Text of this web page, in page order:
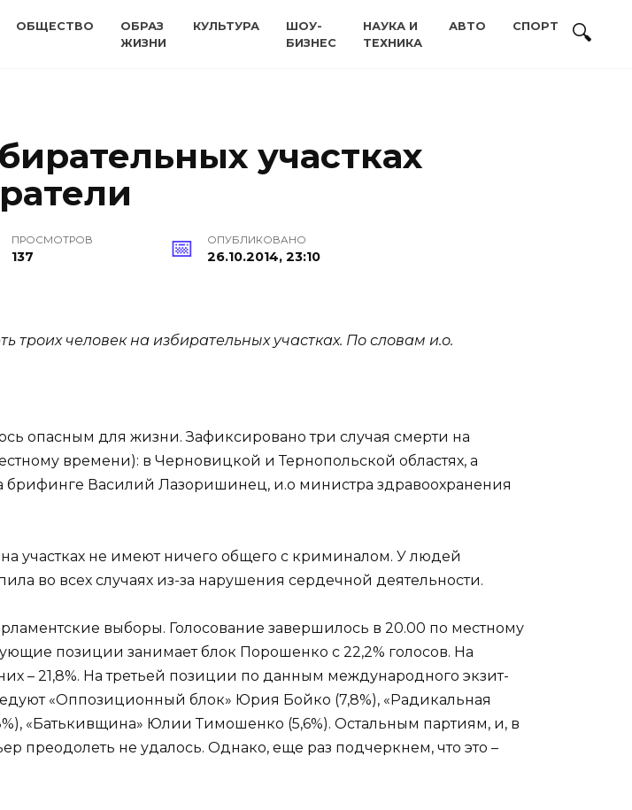
ОБЩЕСТВО
ОБРАЗ
ЖИЗНИ
КУЛЬТУРА
ШОУ-
БИЗНЕС
НАУКА И
ТЕХНИКА
АВТО СПОРТ
участках
ПРОСМОТРОВ
137
ОПУБЛИКОВАНО
26.10.2014, 23:10
человек на избирательных участках. По словам и.о.
опасным для жизни. Зафиксировано три случая смерти на
времени): в Черновицкой и Тернопольской областях, а
Василий Лазоришинец, и.о министра здравоохранения
на участках не имеют ничего общего с криминалом. У людей
во всех случаях из-за нарушения сердечной деятельности.
выборы. Голосование завершилось в 20.00 по местному
позиции занимает блок Порошенко с 22,2% голосов. На
– 21,8%. На третьей позиции по данным международного экзит-
«Оппозиционный блок» Юрия Бойко (7,8%), «Радикальная
«Батькивщина» Юлии Тимошенко (5,6%). Остальным партиям, и, в
преодолеть не удалось. Однако, еще раз подчеркнем, что это –